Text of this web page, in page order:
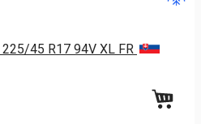
45 R17 94V XL FR